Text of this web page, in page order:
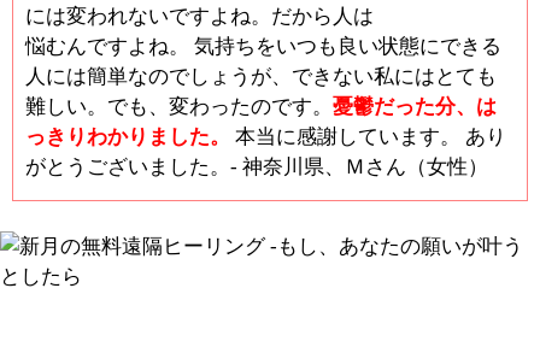
には変われないですよね。だから人は
悩むんですよね。 気持ちをいつも良い状態にできる
人には簡単なのでしょうが、できない私にはとても
難しい。でも、変わったのです。憂鬱だった分、は
っきりわかりました。
本当に感謝しています。 あり
がとうございました。- 神奈川県、Ｍさん（女性）